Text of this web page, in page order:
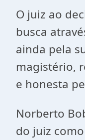
O juiz ao
busca
ainda pela
magistério,
e
Norberto
do juiz